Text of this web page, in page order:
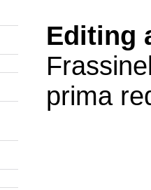
Editing
prima